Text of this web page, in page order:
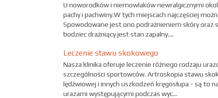
U noworodków i niemowlaków newralgicznymi
pachy i pachwiny.W tych miejscach najczęściej
Spowodowane jest ono podrażnieniem skóry oraz
bodziec drażniący jest stan zapalny....
Leczenie stawu skokowego
Nasza klinika oferuje leczenie różnego rodzaju
szczególności sportowców. Artroskopia stawu
lędźwiowej i innych uszkodzeń kręgosłupa - są to
urazami występującymi podczas wyc...